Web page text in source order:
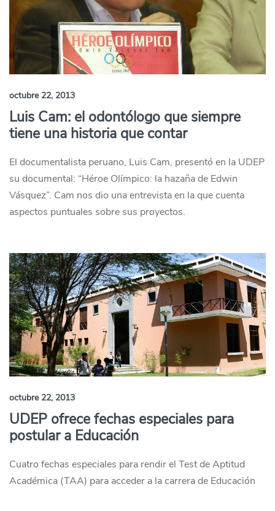
octubre 22, 2013
Luis Cam: el odontólogo que siempre
tiene una historia que contar
El documentalista peruano, Luis Cam, presentó en la UDEP
su documental: “Héroe Olímpico: la hazaña de Edwin
Vásquez”. Cam nos dio una entrevista en la que cuenta
aspectos puntuales sobre sus proyectos.
octubre 22, 2013
UDEP ofrece fechas especiales para
postular a Educación
Cuatro fechas especiales para rendir el Test de Aptitud
Académica (TAA) para acceder a la carrera de Educación